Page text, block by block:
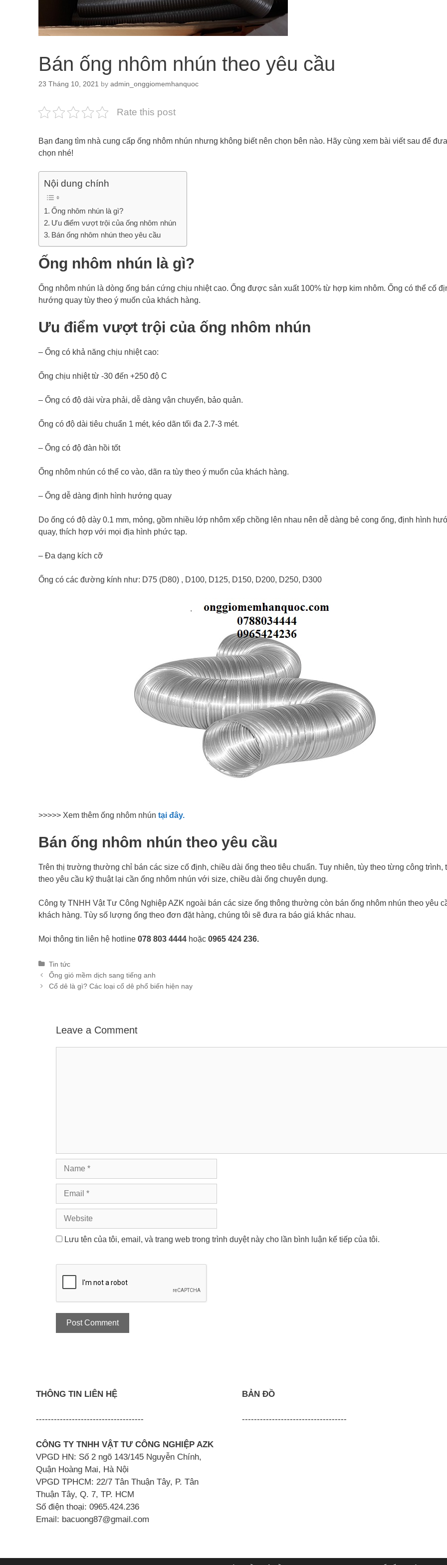
Bán ống nhôm nhún theo yêu cầu
23 Tháng 10, 2021 by admin_onggiomemhanquoc
Rate this post
Bạn đang tìm nhà cung cấp ống nhôm nhún nhưng không biết nên chọn bên nào. Hãy cùng xem bài viết sau để
chọn nhé!
Nội dung chính
Ống nhôm nhún là gì?
Ưu điểm vượt trội của ống nhôm nhún
Bán ống nhôm nhún theo yêu cầu
Ống nhôm nhún là gì?
Ống nhôm nhún là dòng ống bán cứng chịu nhiệt cao. Ống được sản xuất 100% từ hợp kim nhôm. Ống có thể cố
hướng quay tùy theo ý muốn của khách hàng.
Ưu điểm vượt trội của ống nhôm nhún
– Ống có khả năng chịu nhiệt cao:
Ống chịu nhiệt từ -30 đến +250 độ C
– Ống có độ dài vừa phải, dễ dàng vận chuyển, bảo quản.
Ống có độ dài tiêu chuẩn 1 mét, kéo dãn tối đa 2.7-3 mét.
– Ống có độ đàn hồi tốt
Ống nhôm nhún có thể co vào, dãn ra tùy theo ý muốn của khách hàng.
– Ống dễ dàng định hình hướng quay
Do ống có độ dày 0.1 mm, mỏng, gồm nhiều lớp nhôm xếp chồng lên nhau nên dễ dàng bẻ cong ống, định hình
quay, thích hợp với mọi địa hình phức tạp.
– Đa dạng kích cỡ
Ống có các đường kính như: D75 (D80) , D100, D125, D150, D200, D250, D300
>>>>> Xem thêm ống nhôm nhún tại đây.
Bán ống nhôm nhún theo yêu cầu
Trên thị trường thường chỉ bán các size cố định, chiều dài ống theo tiêu chuẩn. Tuy nhiên, tùy theo từng công trình,
theo yêu cầu kỹ thuật lại cần ống nhôm nhún với size, chiều dài ống chuyên dụng.
Công ty TNHH Vật Tư Công Nghiệp AZK ngoài bán các size ống thông thường còn bán ống nhôm nhún theo yêu
khách hàng. Tùy số lượng ống theo đơn đặt hàng, chúng tôi sẽ đưa ra báo giá khác nhau.
Mọi thông tin liên hệ hotline 078 803 4444 hoặc 0965 424 236.
Categories
Tin tức
Post
navigation
Ống gió mềm dịch sang tiếng anh
Cổ dê là gì? Các loại cổ dê phổ biến hiện nay
Leave a Comment
Name
Email
Website
Lưu tên của tôi, email, và trang web trong trình duyệt này cho lần bình luận kế tiếp của tôi.
THÔNG TIN LIÊN HỆ
------------------------------------
CÔNG TY TNHH VẬT TƯ CÔNG NGHIỆP AZK
VPGD HN: Số 2 ngõ 143/145 Nguyễn Chính,
Quận Hoàng Mai, Hà Nội
VPGD TPHCM: 22/7 Tân Thuận Tây, P. Tân
Thuận Tây, Q. 7, TP. HCM
Số điện thoại: 0965.424.236
Email: bacuong87@gmail.com
BẢN ĐỒ
-----------------------------------